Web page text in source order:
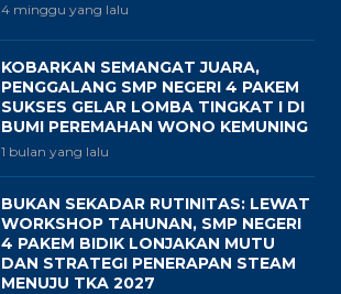
4 minggu yang lalu
KOBARKAN SEMANGAT JUARA,
PENGGALANG SMP NEGERI 4 PAKEM
SUKSES GELAR LOMBA TINGKAT I DI
BUMI PEREMAHAN WONO KEMUNING
1 bulan yang lalu
BUKAN SEKADAR RUTINITAS: LEWAT
WORKSHOP TAHUNAN, SMP NEGERI
4 PAKEM BIDIK LONJAKAN MUTU
DAN STRATEGI PENERAPAN STEAM
MENUJU TKA 2027